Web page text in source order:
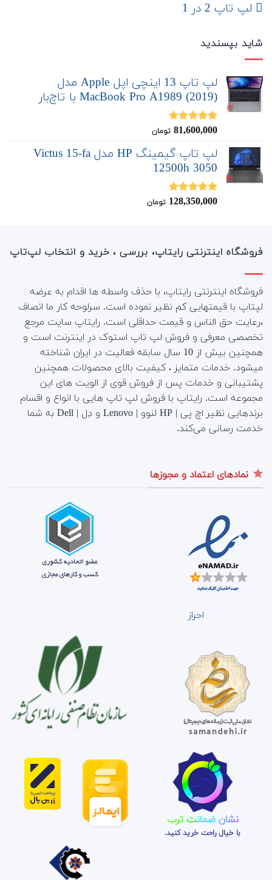
لپ تاپ 2 در 1
شاید بپسندید
لپ تاپ 13 اینچی اپل Apple مدل
MacBook Pro A1989 (2019) با تاچ‌بار
نمره5.00
81,600,000 تومان
لپ تاپ گیمینگ HP مدل Victus 15-fa
12500h 3050
نمره5.00
128,350,000 تومان
فروشگاه اینترنتی رایتاپ، بررسی ، خرید و انتخاب لپ‌تاپ
فروشگاه اینترنتی رایتاپ، با حذف واسطه ها اقدام به عرضه
لپتاپ با قیمتهایی کم نظیر نموده است. سرلوحه کار ما انصاف
،رعایت حق الناس و قیمت حداقلی است. رایتاپ سایت مرجع
تخصصی معرفی و فروش لپ تاپ استوک در اینترنت است و
همچنین بیش از 10 سال سابقه فعالیت در ایران شناخته
میشود. خدمات متمایز ، کیفیت بالای محصولات همچنین
پشتیبانی و خدمات پس از فروش قوی از الویت های این
مجموعه است. رایتاپ با فروش لپ تاپ هایی با انواع و اقسام
برندهایی نظیر اچ پی | HP لنوو | Lenovo و دِل | Dell به شما
خدمت رسانی می‌کند.
نمادهای اعتماد و مجوزها
احراز
نشان ضمانت ترب
با خیال راحت خرید کنید.